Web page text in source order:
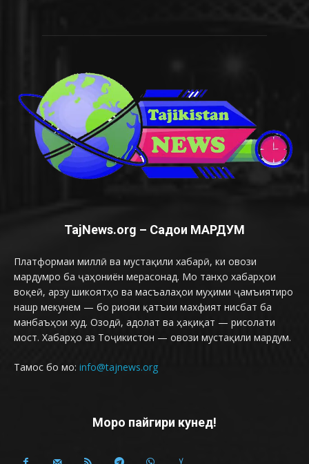
TajNews.org – Садои МАРДУМ
Платформаи миллӣ ва мустақили хабарӣ, ки овози
мардумро ба ҷаҳониён мерасонад. Мо танҳо хабарҳои
воқеӣ, арзу шикоятҳо ва масъалаҳои муҳими ҷамъиятиро
нашр мекунем — бо риояи қатъии махфият нисбат ба
манбаъҳои худ. Озодӣ, адолат ва ҳақиқат — рисолати
мост. Хабарҳо аз Тоҷикистон — овози мустақили мардум.
Тамос бо мо: info@tajnews.org
Моро пайгири кунед!